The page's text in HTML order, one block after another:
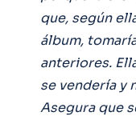
que, según
álbum,
anteriores.
se vendería y
Asegura que